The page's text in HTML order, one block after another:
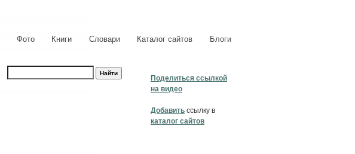
Фото Книги Словари Каталог сайтов Блоги
Поделиться ссылкой
на видео
Добавить ссылку в
каталог сайтов